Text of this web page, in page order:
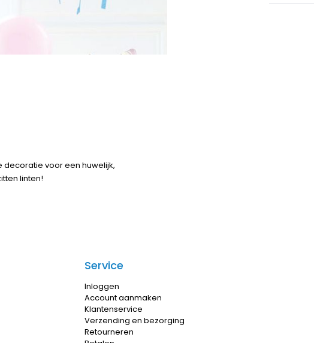
decoratie voor een huwelijk,
linten!
Service
Inloggen
Account aanmaken
Klantenservice
Verzending en bezorging
Retourneren